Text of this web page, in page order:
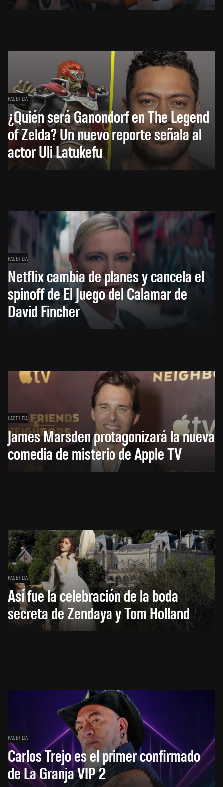
HACE 1 DÍA
¿Quién será Ganondorf en The Legend
of Zelda? Un nuevo reporte señala al
actor Uli Latukefu
HACE 1 DÍA
Netflix cambia de planes y cancela el
spinoff de El Juego del Calamar de
David Fincher
HACE 1 DÍA
James Marsden protagonizará la nueva
comedia de misterio de Apple TV
HACE 1 DÍA
Así fue la celebración de la boda
secreta de Zendaya y Tom Holland
HACE 1 DÍA
Carlos Trejo es el primer confirmado
de La Granja VIP 2